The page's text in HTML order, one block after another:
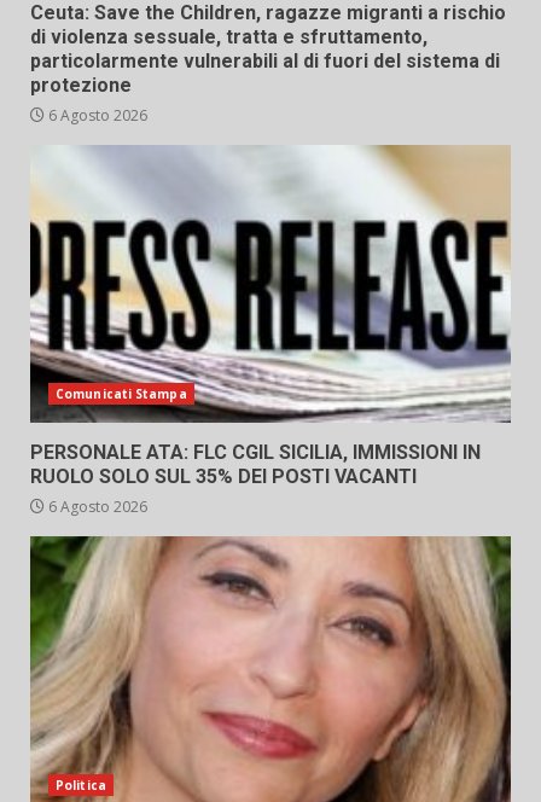
Ceuta: Save the Children, ragazze migranti a rischio
di violenza sessuale, tratta e sfruttamento,
particolarmente vulnerabili al di fuori del sistema di
protezione
6 Agosto 2026
Comunicati Stampa
PERSONALE ATA: FLC CGIL SICILIA, IMMISSIONI IN
RUOLO SOLO SUL 35% DEI POSTI VACANTI
6 Agosto 2026
Politica